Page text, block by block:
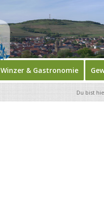
Winzer & Gastronomie
Du bist